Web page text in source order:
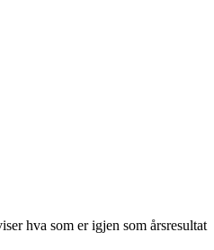
hva som er igjen som årsresultat